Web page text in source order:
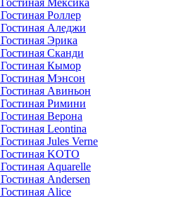
Гостиная Роллер
Гостиная Аледжи
Гостиная Эрика
Гостиная Сканди
Гостиная Кымор
Гостиная Мэнсон
Гостиная Авиньон
Гостиная Римини
Гостиная Верона
Гостиная Leontina
Гостиная Jules Verne
Гостиная KOTO
Гостиная Aquarelle
Гостиная Andersen
Гостиная Alice